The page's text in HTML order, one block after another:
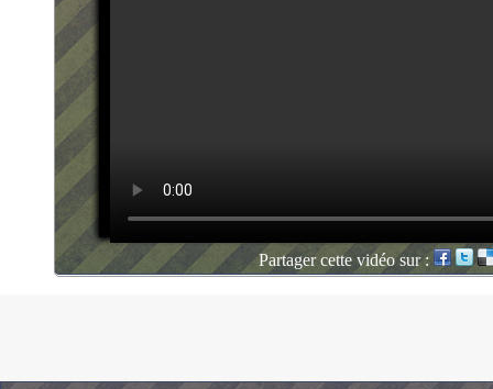
Partager cette vidéo sur :